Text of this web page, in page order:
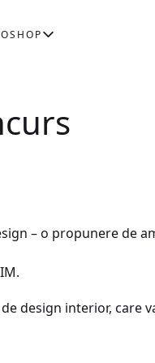
SHOP
– o propunere de
design interior, care